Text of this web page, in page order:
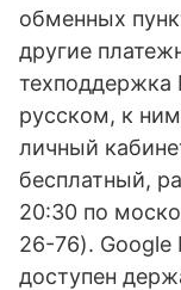
обменных
другие
техподдержка
русском, к
личный
бесплатный,
20:30 по
26-76). Google
доступен